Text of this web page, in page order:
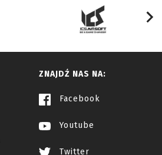
ZNAJDŹ NAS NA:
Facebook
Youtube
Twitter